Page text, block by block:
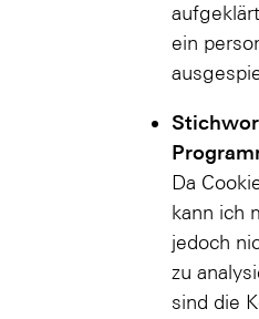
ein
Da
kann ich
jedoch
zu
sind die